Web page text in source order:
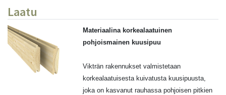
Laatu
Materiaalina korkealaatuinen
pohjoismainen kuusipuu
Vikträn rakennukset valmistetaan
korkealaatuisesta kuivatusta kuusipuusta,
joka on kasvanut rauhassa pohjoisen pitkien